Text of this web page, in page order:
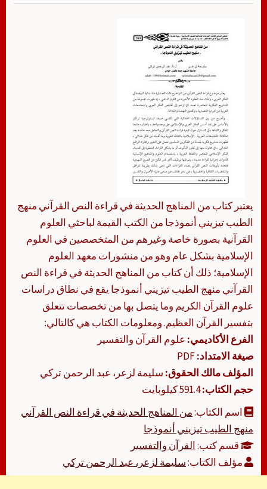
يعتبر كتاب من المناهج الحديثة في قراءة النص القرآني منهج
الطيب تيزيني أنموذجا من الكتب القيمة لباحثي العلوم
القرآنية بصورة خاصة وغيرهم من المتخصصين في العلوم
الإسلامية بشكل عام وهو من منشورات معهد العلوم
الإسلامية؛ ذلك أن كتاب من المناهج الحديثة في قراءة النص
القرآني منهج الطيب تيزيني أنموذجا يقع في نطاق دراسات
علوم القرآن الكريم وما يتصل بها من تخصصات تتعلق
بتفسير القرآن العظيم. ومعلومات الكتاب هي كالتالي:
الفرع الأكاديمي: علوم القرآن والتفسير
صيغة الامتداد:
المؤلف مالك الحقوق: سليمة لزعر، عبد الرحمن تركي
حجم الكتاب:591.4 كيلوبايت
اسم الكتاب:من المناهج الحديثة في قراءة النص القرآني
منهج الطيب تيزيني أنموذجا
قسم كتب:القرآن والتفسير
مؤلف الكتاب:سليمة لزعر، عبد الرحمن تركي